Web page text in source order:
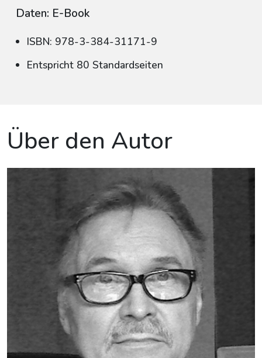
Daten: E-Book
ISBN: 978-3-384-31171-9
Entspricht 80 Standardseiten
Über den Autor